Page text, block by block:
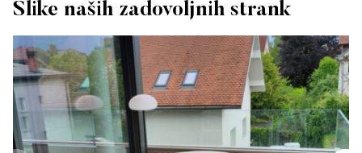
Slike naših zadovoljnih strank